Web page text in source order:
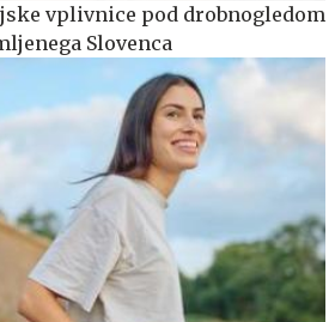
vplivnice pod drobnogledom
Slovenca